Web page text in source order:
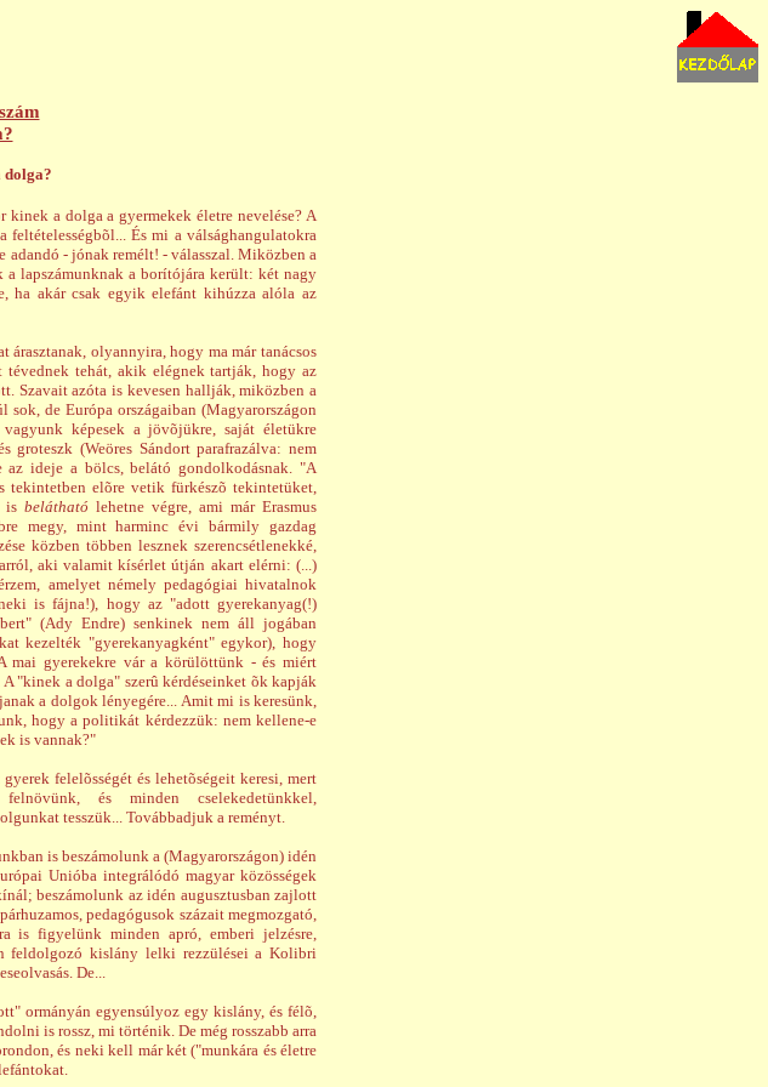
dolga?
a dolga a gyermekek életre nevelése? A
És mi a válsághangulatokra
adandó - jónak remélt! - válasszal. Miközben a
a lapszámunknak a borítójára került: két nagy
ha akár csak egyik elefánt kihúzza alóla az
árasztanak, olyannyira, hogy ma már tanácsos
tévednek tehát, akik elégnek tartják, hogy az
Szavait azóta is kevesen hallják, miközben a
de Európa országaiban (Magyarországon
képesek a jövõjükre, saját életükre
groteszk (Weöres Sándort parafrazálva: nem
ideje a bölcs, belátó gondolkodásnak. "A
tekintetben elõre vetik fürkészõ tekintetüket,
is belátható lehetne végre, ami már Erasmus
megy, mint harminc évi bármily gazdag
közben többen lesznek szerencsétlenekké,
aki valamit kísérlet útján akart elérni: (...)
amelyet némely pedagógiai hivatalnok
is fájna!), hogy az "adott gyerekanyag(!)
(Ady Endre) senkinek nem áll jogában
kezelték "gyerekanyagként" egykor), hogy
mai gyerekekre vár a körülöttünk - és miért
"kinek a dolga" szerû kérdéseinket õk kapják
a dolgok lényegére... Amit mi is keresünk,
hogy a politikát kérdezzük: nem kellene-e
is vannak?"
felelõsségét és lehetõségeit keresi, mert
és minden cselekedetünkkel,
tesszük... Továbbadjuk a reményt.
is beszámolunk a (Magyarországon) idén
Unióba integrálódó magyar közösségek
beszámolunk az idén augusztusban zajlott
pedagógusok százait megmozgató,
is figyelünk minden apró, emberi jelzésre,
feldolgozó kislány lelki rezzülései a Kolibri
De...
ormányán egyensúlyoz egy kislány, és félõ,
is rossz, mi történik. De még rosszabb arra
és neki kell már két ("munkára és életre